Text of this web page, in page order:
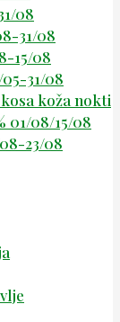
08
31/08
15/08
31/08
koža nokti
01/08/15/08
23/08